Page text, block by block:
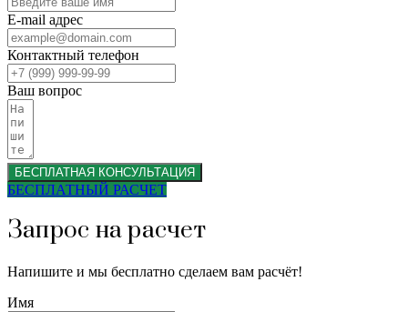
E-mail адрес
Контактный телефон
Ваш вопрос
БЕСПЛАТНАЯ КОНСУЛЬТАЦИЯ
БЕСПЛАТНЫЙ РАСЧЕТ
Запрос на расчет
Напишите и мы бесплатно сделаем вам расчёт!
Имя